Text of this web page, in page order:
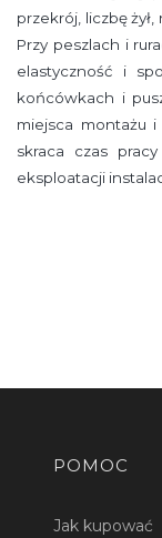
przekrój, liczbę
Przy peszlach i
elastyczność i
końcówkach i
miejsca montażu
skraca czas
eksploatacji
Linki w
POMOC
Jak kupować